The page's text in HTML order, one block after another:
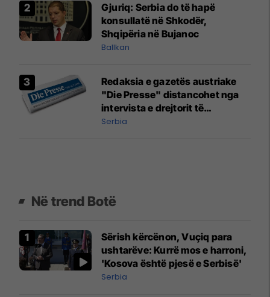
Gjuriq: Serbia do të hapë
konsullatë në Shkodër,
Shqipëria në Bujanoc
Ballkan
Redaksia e gazetës austriake
"Die Presse" distancohet nga
intervista e drejtorit të
përgjithshëm Rainer Novak me
Serbia
Në trend Botë
Sërish kërcënon, Vuçiq para
ushtarëve: Kurrë mos e harroni,
'Kosova është pjesë e Serbisë'
Serbia